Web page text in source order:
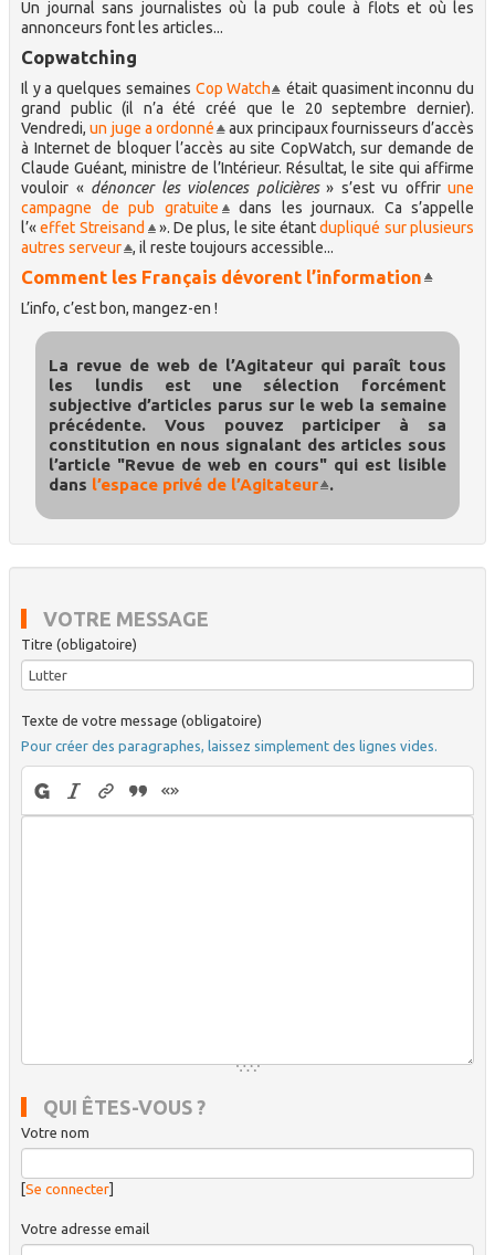
Un journal sans journalistes où la pub coule à flots et où les
annonceurs font les articles...
Copwatching
Il y a quelques semaines Cop Watch
était quasiment inconnu du
grand public (il n’a été créé que le 20 septembre dernier).
Vendredi,un juge a ordonné
aux principaux fournisseurs d’accès
à Internet de bloquer l’accès au site CopWatch, sur demande de
Claude Guéant, ministre de l’Intérieur. Résultat, le site qui affirme
vouloir « dénoncer les violences policières» s’est vu offrir une
campagne de pub gratuite
dans les journaux. Ca s’appelle
l’«effet Streisand ». De plus, le site étantdupliqué sur plusieurs
autres serveur
, il reste toujours accessible...
Comment les Français dévorent l’information
L’info, c’est bon, mangez-en !
La revue de web de l’Agitateur qui paraît tous
les lundis est une sélection forcément
subjective d’articles parus sur le web la semaine
précédente. Vous pouvez participer à sa
constitution en nous signalant des articles sous
l’article "Revue de web en cours" qui est lisible
dans l’espace privé de l’Agitateur .
VOTRE MESSAGE
Titre (obligatoire)
Texte de votre message (obligatoire)
Pour créer des paragraphes, laissez simplement des lignes vides.
QUI ÊTES-VOUS ?
Votre nom
Se connecter]
Votre adresse email